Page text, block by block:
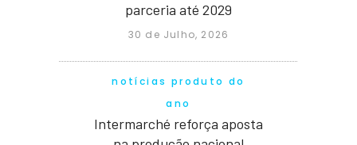
parceria até 2029
30 de Julho, 2026
notícias produto do
ano
Intermarché reforça aposta